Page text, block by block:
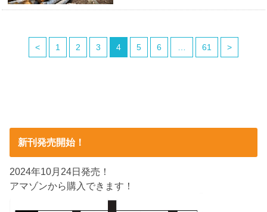
< 1 2 3 4 5 6 … 61 >
新刊発売開始！
2024年10月24日発売！
アマゾンから購入できます！